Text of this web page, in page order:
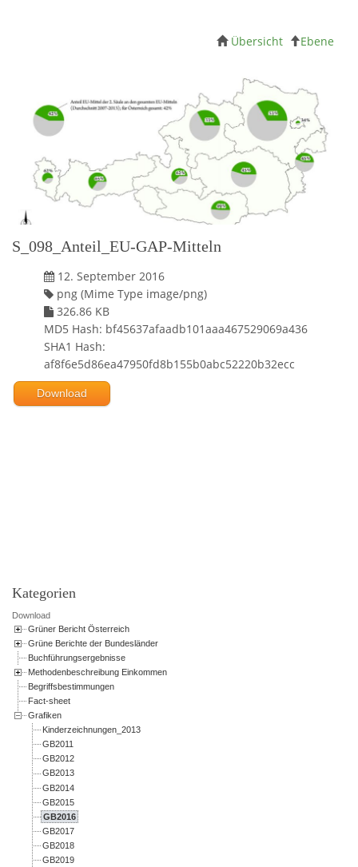
Übersicht Ebene
S_098_Anteil_EU-GAP-Mitteln
12. September 2016
png (Mime Type image/png)
326.86 KB
MD5 Hash: bf45637afaadb101aaa467529069a436
SHA1 Hash:
af8f6e5d86ea47950fd8b155b0abc52220b32ecc
Download
Kategorien
Download
Grüner Bericht Österreich
Grüne Berichte der Bundesländer
Buchführungsergebnisse
Methodenbeschreibung Einkommen
Begriffsbestimmungen
Fact-sheet
Grafiken
Kinderzeichnungen_2013
GB2011
GB2012
GB2013
GB2014
GB2015
GB2016
GB2017
GB2018
GB2019